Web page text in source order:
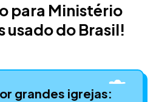
para Ministério
usado do Brasil!
grandes igrejas: